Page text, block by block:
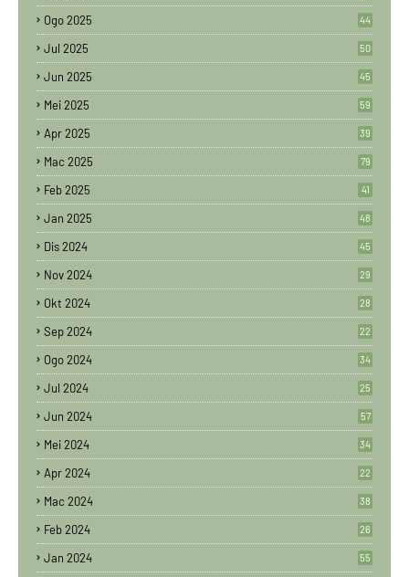
Ogo 2025 44
Jul 2025 50
Jun 2025 45
Mei 2025 59
Apr 2025 39
Mac 2025 79
Feb 2025 41
Jan 2025 48
Dis 2024 45
Nov 2024 29
Okt 2024 28
Sep 2024 22
Ogo 2024 34
Jul 2024 25
Jun 2024 57
Mei 2024 34
Apr 2024 22
Mac 2024 38
Feb 2024 26
Jan 2024 55